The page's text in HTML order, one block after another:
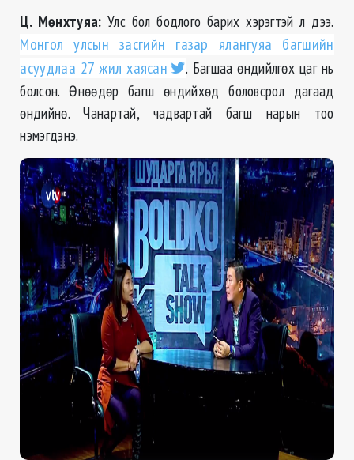
Ц. Мөнхтуяа: Улс бол бодлого барих хэрэгтэй л дээ.
Монгол улсын засгийн газар ялангуяа багшийн
асуудлаа 27 жил хаясан
. Багшаа өндийлгөх цаг нь
болсон. Өнөөдөр багш өндийхөд боловсрол дагаад
өндийнө. Чанартай, чадвартай багш нарын тоо
нэмэгдэнэ.